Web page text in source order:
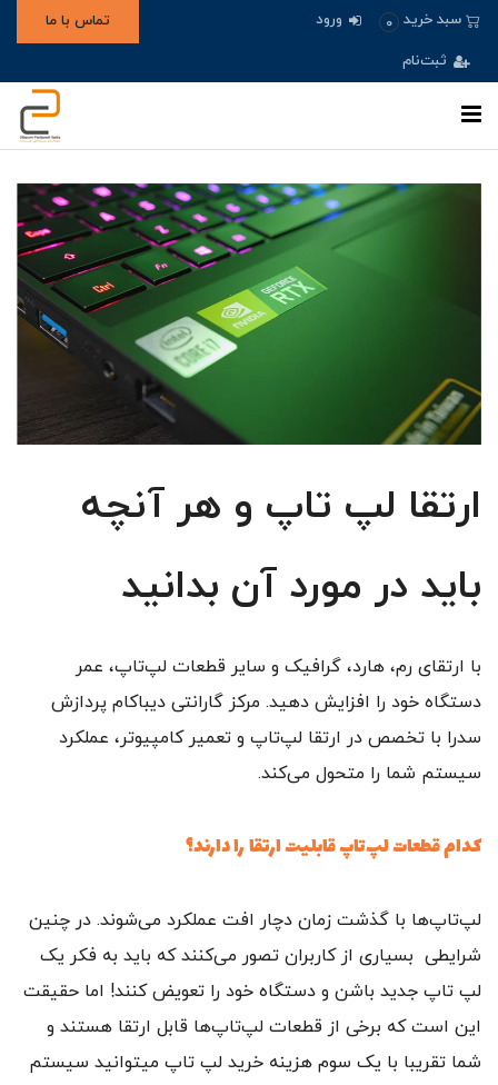
سبد خرید 0 ورود
ثبت‌نام
تماس با ما
ارتقا لپ تاپ و هر آنچه
باید در مورد آن بدانید
با ارتقای رم، هارد، گرافیک و سایر قطعات لپ‌تاپ، عمر
دستگاه خود را افزایش دهید. مرکز گارانتی دیباکام پردازش
سدرا با تخصص در ارتقا لپ‌تاپ و تعمیر کامپیوتر، عملکرد
سیستم شما را متحول می‌کند.
کدام قطعات لپ‌تاپ قابلیت ارتقا را دارند؟
لپ‌تاپ‌ها با گذشت زمان دچار افت عملکرد می‌شوند. در چنین
شرایطی بسیاری از کاربران تصور می‌کنند که باید به فکر یک
لپ تاپ جدید باشن و دستگاه خود را تعویض کنند! اما حقیقت
این است که برخی از قطعات لپ‌تاپ‌ها قابل ارتقا هستند و
شما تقریبا با یک سوم هزینه خرید لپ تاپ میتوانید سیستم